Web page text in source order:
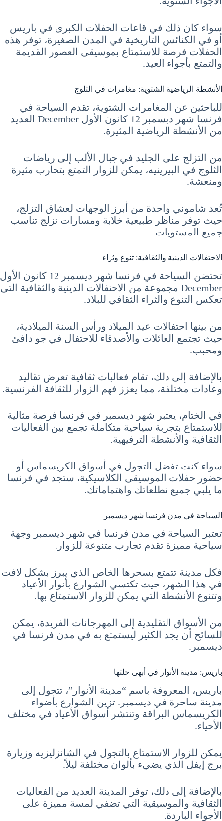
سواء كان ذلك في قاعات الحفلات الكبرى في باريس
أو في الكنائس التاريخية في المدن الصغيرة، توفر هذه
الحفلات فرصة للاستمتاع بموسيقى العصور القديمة
والتمتع بأجواء العيد.
الأنشطة الرياضية الشتوية: مغامرات في الثلوج
للباحثين عن المغامرات الشتوية، تقدم السياحة في
فرنسا شهر ديسمبر 12 كانون الأول December العديد
من الأنشطة الرياضية المثيرة.
من التزلج على الجليد في جبال الألب إلى رياضات
الثلوج في البيرينيه، يمكن للزوار التمتع بتجارب مثيرة
ومنعشة.
تُعد شاموني واحدة من أبرز الوجهات لعشاق التزلج،
حيث توفر مناظر طبيعية خلابة ومسارات تزلج تناسب
جميع المستويات.
الاحتفالات الدينية والثقافية: تنوع وثراء
تحتضن السياحة في فرنسا شهر ديسمبر 12 كانون الأول
December مجموعة من الاحتفالات الدينية والثقافية التي
تعكس التنوع والثراء الثقافي للبلاد.
من بينها احتفالات عيد الميلاد ورأس السنة الميلادية،
حيث تجتمع العائلات والأصدقاء للاحتفال في جو دافئ
ومحبب.
بالإضافة إلى ذلك، تقام فعاليات ثقافية تعرض تقاليد
وعادات مختلفة، مما يعزز فهم الزوار للثقافة الفرنسية.
في الختام، يعتبر شهر ديسمبر في فرنسا فرصة مثالية
للاستمتاع بتجربة سياحية متكاملة تجمع بين الفعاليات
الثقافية والأنشطة الترفيهية.
سواء كنت تفضل التجول في أسواق الكريسماس أو
حضور حفلات الموسيقى الكلاسيكية، ستجد في فرنسا
ما يلبي جميع تطلعاتك واهتماماتك.
السياحة في مدن فرنسا شهر ديسمبر
تعتبر السياحة في مدن فرنسا في شهر ديسمبر وجهة
سياحية مميزة تقدم تجارب متنوعة للزوار.
فكل مدينة تتمتع بسحرها الخاص الذي يبرز بشكل لافت
في هذا الشهر، حيث تكتسي الشوارع بأنوار الأعياد
وتتنوع الأنشطة التي يمكن للزوار الاستمتاع بها.
من الأسواق التقليدية إلى المهرجانات الفريدة، يمكن
للسائح أن يجد الكثير ليستمتع به في مدن فرنسا في
ديسمبر.
باريس: مدينة الأنوار في أبهى حلتها
باريس، المعروفة باسم “مدينة الأنوار”، تتحول إلى
مدينة ساحرة في ديسمبر. تزين الشوارع بأضواء
الكريسماس البراقة وتنتشر أسواق الأعياد في مختلف
الأحياء.
يمكن للزوار الاستمتاع بالتجول في الشانزليزيه وزيارة
برج إيفل الذي يضيء بألوان مختلفة ليلاً.
بالإضافة إلى ذلك، توفر المدينة العديد من الفعاليات
الثقافية والموسيقية التي تضفي لمسة مميزة على
الأجواء الباردة.